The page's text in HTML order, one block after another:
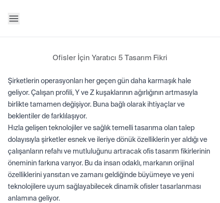
Ofisler İçin Yaratıcı 5 Tasarım Fikri
Şirketlerin operasyonları her geçen gün daha karmaşık hale
geliyor. Çalışan profili, Y ve Z kuşaklarının ağırlığının artmasıyla
birlikte tamamen değişiyor. Buna bağlı olarak ihtiyaçlar ve
beklentiler de farklılaşıyor.
Hızla gelişen teknolojiler ve sağlık temelli tasarıma olan talep
dolayısıyla şirketler esnek ve ileriye dönük özelliklerin yer aldığı ve
çalışanların refahı ve mutluluğunu artıracak ofis tasarım fikirlerinin
öneminin farkına varıyor. Bu da insan odaklı, markanın orijinal
özelliklerini yansıtan ve zamanı geldiğinde büyümeye ve yeni
teknolojilere uyum sağlayabilecek dinamik ofisler tasarlanması
anlamına geliyor.